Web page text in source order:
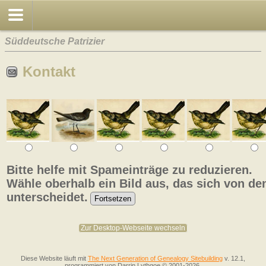
Süddeutsche Patrizier
Kontakt
Bitte helfe mit Spameinträge zu reduzieren.
Wähle oberhalb ein Bild aus, das sich von
unterscheidet.
Zur Desktop-Webseite wechseln
Diese Website läuft mit The Next Generation of Genealogy Sitebuilding v. 12.1,